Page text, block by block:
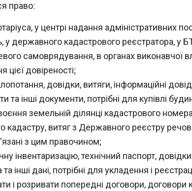
право:
у центрі надання
державного кадастрового реєстратора, у
самоврядування, в органах виконавчої
довіреності;
довідки, витяги, інформаційні
та інші документи, потрібні для купівлі
земельній ділянці кадастрового
кадастру, витяг з Державного реєстру
з цим правочином;
інвентаризацію, технічний паспорт,
інші дані, потрібні для укладення і
і розривати попередні договори, договори